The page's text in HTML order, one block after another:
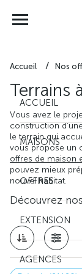
ACCUEIL
MAISONS
OFFRES
EXTENSION
AGENCES
Accueil Nos
Terrains
Vous avez le
construction
le terrain qui
vous propose un
offres de maison
pouvez mieux
nouvel habitat.
Découvrez